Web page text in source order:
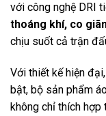
với công nghệ DRI
thoáng khí, co
chịu suốt cả trận
Với thiết kế hiện
bật, bộ sản phẩm
không chỉ thích